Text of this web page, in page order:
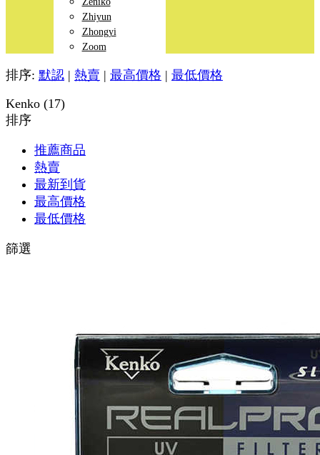
Zhiyun
Zhongyi
Zoom
排序: 默認 | 熱賣 | 最高價格 | 最低價格
Kenko (17)
排序
推薦商品
熱賣
最新到貨
最高價格
最低價格
篩選